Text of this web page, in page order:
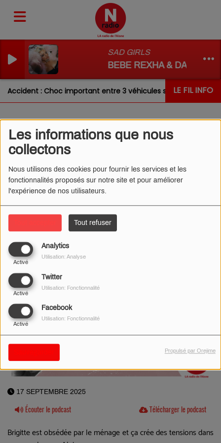
Les informations que nous
collectons
Nous utilisons des cookies pour fournir les services et les
fonctionnalités proposés sur notre site et pour améliorer
l'expérience de nos utilisateurs.
Tout refuser
Analytics
Activé
Utilisation: Analyse
Twitter
Activé
Utilisation: Fonctionnalité
Facebook
Activé
Utilisation: Fonctionnalité
Propulsé par Orejime
SAD GIRLS
BEBE REXHA & DAVID
LE FIL INFO
Accident : Choc important entre 3 véhicules sur la RN31 ce
L'ŒIL DE CÉDRIC 17/09/2025
- OBSÉDÉE PAR LE
MÉNAGE
17 SEPTEMBRE 2025
Écouter le podcast Télécharger le podcast
Brigitte est obsédée par le ménage et ça crée des tensions dans